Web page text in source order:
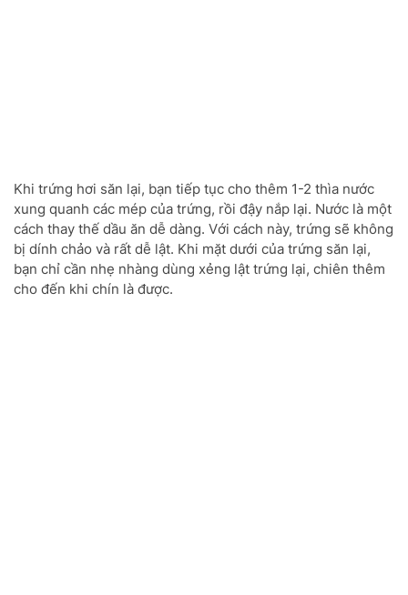
Khi trứng hơi săn lại, bạn tiếp tục cho thêm 1-2 thìa nước
xung quanh các mép của trứng, rồi đậy nắp lại. Nước là một
cách thay thế dầu ăn dễ dàng. Với cách này, trứng sẽ không
bị dính chảo và rất dễ lật. Khi mặt dưới của trứng săn lại,
bạn chỉ cần nhẹ nhàng dùng xẻng lật trứng lại, chiên thêm
cho đến khi chín là được.